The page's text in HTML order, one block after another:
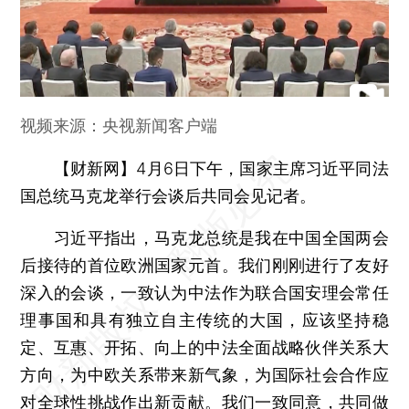
视频来源：央视新闻客户端
【财新网】 4月6日下午，国家主席习近平同法
国总统马克龙举行会谈后共同会见记者。
习近平指出，马克龙总统是我在中国全国两会
后接待的首位欧洲国家元首。我们刚刚进行了友好
深入的会谈，一致认为中法作为联合国安理会常任
理事国和具有独立自主传统的大国，应该坚持稳
定、互惠、开拓、向上的中法全面战略伙伴关系大
方向，为中欧关系带来新气象，为国际社会合作应
对全球性挑战作出新贡献。我们一致同意，共同做